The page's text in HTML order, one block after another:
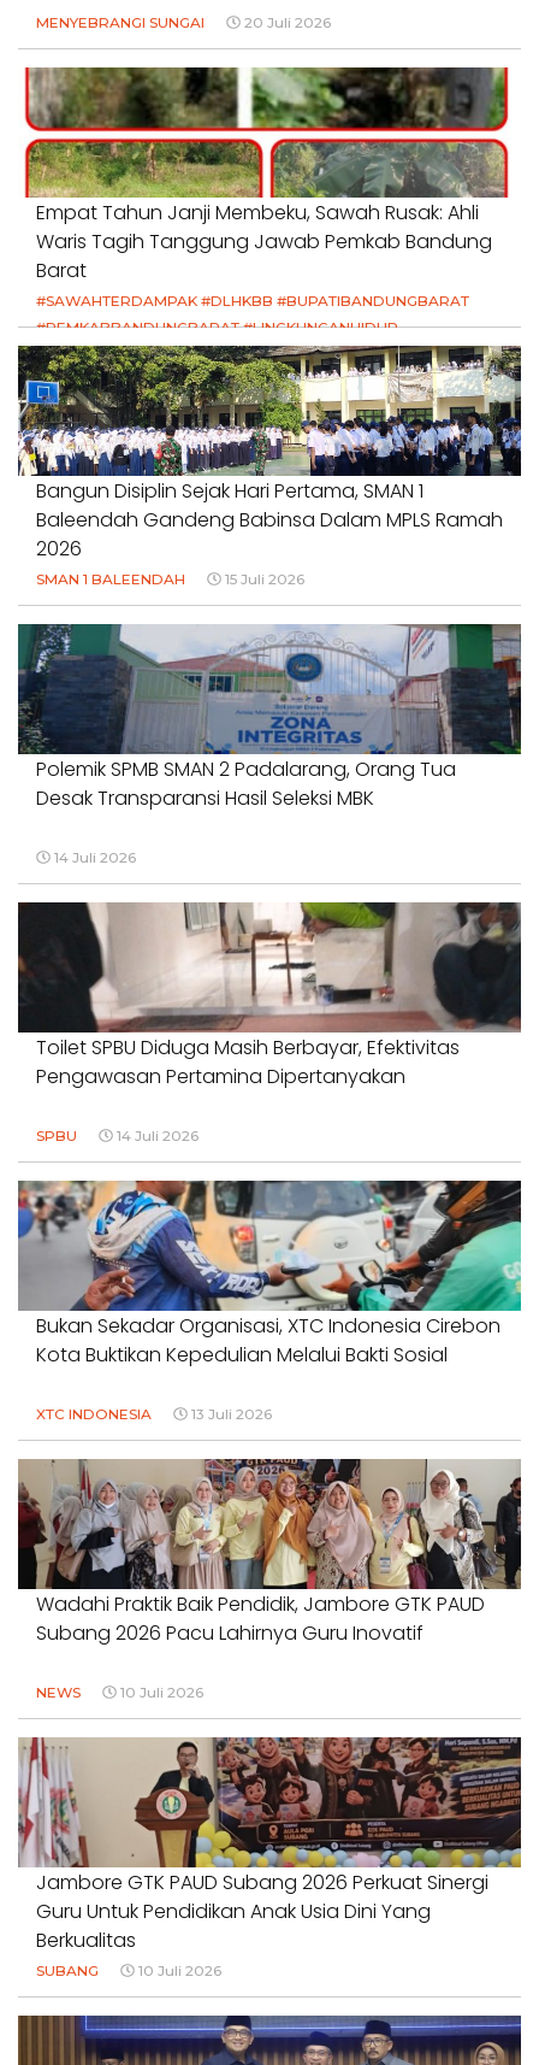
MENYEBRANGI SUNGAI 20 Juli 2026
Empat Tahun Janji Membeku, Sawah Rusak: Ahli
Waris Tagih Tanggung Jawab Pemkab Bandung
Barat
#SAWAHTERDAMPAK #DLHKBB #BUPATIBANDUNGBARAT
#PEMKABBANDUNGBARAT #LINGKUNGANHIDUP
#HAKPETANI #KEADILANUNTUKPETANI
#NORMALISASISALURAN #IRIGASIRUSAK
#DUGAANPENCEMARAN #AKUNTABILITASPEMERINTAH
18 Juli 2026
Bangun Disiplin Sejak Hari Pertama, SMAN 1
Baleendah Gandeng Babinsa Dalam MPLS Ramah
2026
SMAN 1 BALEENDAH 15 Juli 2026
Polemik SPMB SMAN 2 Padalarang, Orang Tua
Desak Transparansi Hasil Seleksi MBK
14 Juli 2026
Toilet SPBU Diduga Masih Berbayar, Efektivitas
Pengawasan Pertamina Dipertanyakan
SPBU 14 Juli 2026
Bukan Sekadar Organisasi, XTC Indonesia Cirebon
Kota Buktikan Kepedulian Melalui Bakti Sosial
XTC INDONESIA 13 Juli 2026
Wadahi Praktik Baik Pendidik, Jambore GTK PAUD
Subang 2026 Pacu Lahirnya Guru Inovatif
NEWS 10 Juli 2026
Jambore GTK PAUD Subang 2026 Perkuat Sinergi
Guru Untuk Pendidikan Anak Usia Dini Yang
Berkualitas
SUBANG 10 Juli 2026